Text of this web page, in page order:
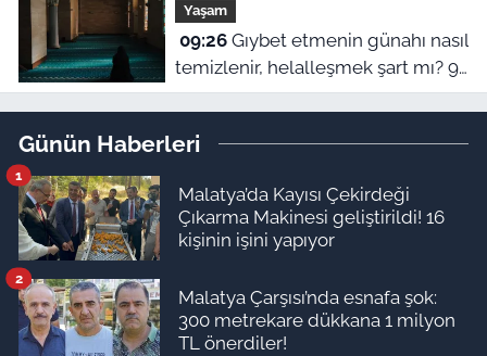
oluyor!
Yaşam
09:26Gıybet etmenin günahı nasıl
temizlenir, helalleşmek şart mı? 9
Ağustos Malatya ezan vakitleri
Günün Haberleri
Malatya’da Kayısı Çekirdeği
Çıkarma Makinesi geliştirildi! 16
kişinin işini yapıyor
1
Malatya Çarşısı’nda esnafa şok:
300 metrekare dükkana 1 milyon
TL önerdiler!
2